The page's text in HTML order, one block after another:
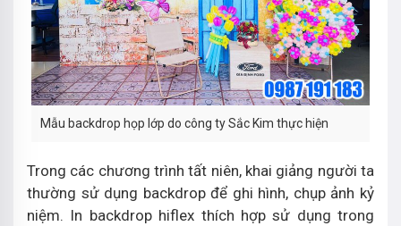
Mẫu backdrop họp lớp do công ty Sắc Kim thực hiện
Trong các chương trình tất niên, khai giảng người ta
thường sử dụng backdrop để ghi hình, chụp ảnh kỷ
niệm. In backdrop hiflex thích hợp sử dụng trong